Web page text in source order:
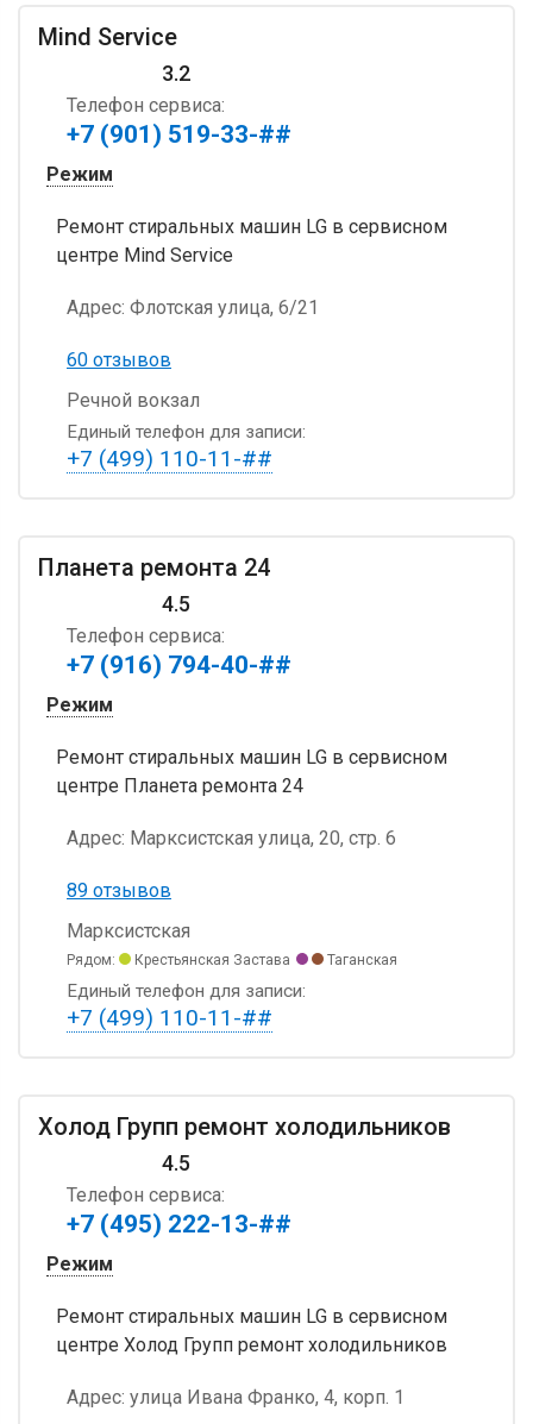
Mind Service
3.2
Телефон сервиса:
+7 (901) 519-33-##
Режим
Ремонт стиральных машин LG в сервисном
центре Mind Service
Адрес: Флотская улица, 6/21
60 отзывов
Речной вокзал
Единый телефон для записи:
+7 (499) 110-11-##
Планета ремонта 24
4.5
Телефон сервиса:
+7 (916) 794-40-##
Режим
Ремонт стиральных машин LG в сервисном
центре Планета ремонта 24
Адрес: Марксистская улица, 20, стр. 6
89 отзывов
Марксистская
Рядом: Крестьянская Застава Таганская
Единый телефон для записи:
+7 (499) 110-11-##
Холод Групп ремонт холодильников
4.5
Телефон сервиса:
+7 (495) 222-13-##
Режим
Ремонт стиральных машин LG в сервисном
центре Холод Групп ремонт холодильников
Адрес: улица Ивана Франко, 4, корп. 1